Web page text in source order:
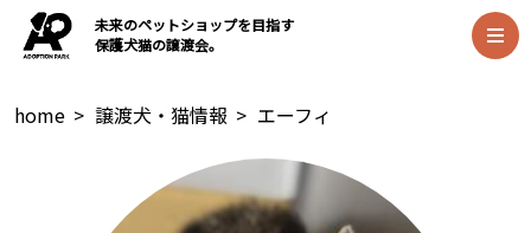
未来のペットショップを目指す
保護犬猫の譲渡会。
home > 譲渡犬・猫情報 > エーフィ